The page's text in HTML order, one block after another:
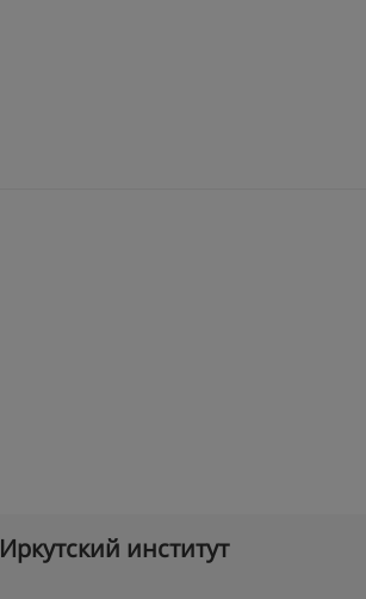
Иркутский институт